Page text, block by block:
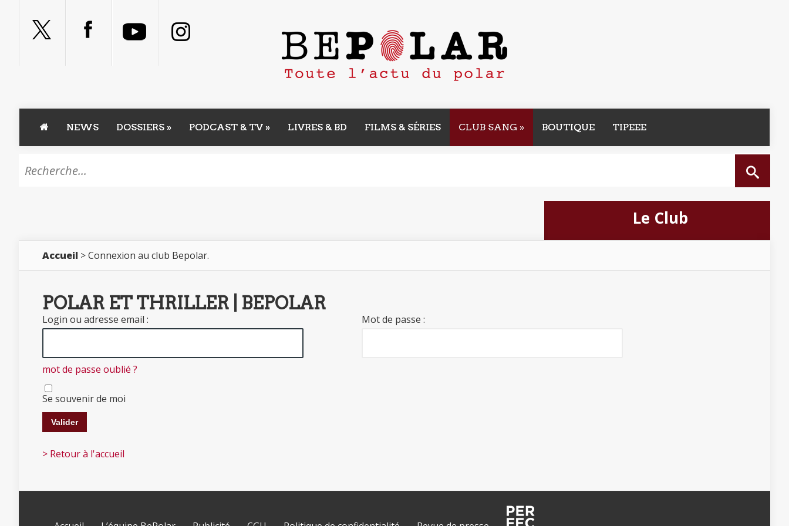
NEWS DOSSIERS » PODCAST & TV » LIVRES & BD FILMS & SÉRIES CLUB SANG » BOUTIQUE TIPEEE
Le Club
Accueil > Connexion au club Bepolar.
POLAR ET THRILLER | BEPOLAR
Login ou adresse email : Mot de passe :
mot de passe oublié ?
Se souvenir de moi
> Retour à l'accueil